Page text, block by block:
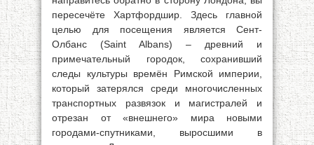
пересечёте Хартфордшир. Здесь главной
целью для посещения является Сент-
Олбанс (Saint Albans) – древний и
примечательный городок, сохранивший
следы культуры времён Римской империи,
который затерялся среди многочисленных
транспортных развязок и магистралей и
отрезан от «внешнего» мира новыми
городами-спутниками, выросшими в